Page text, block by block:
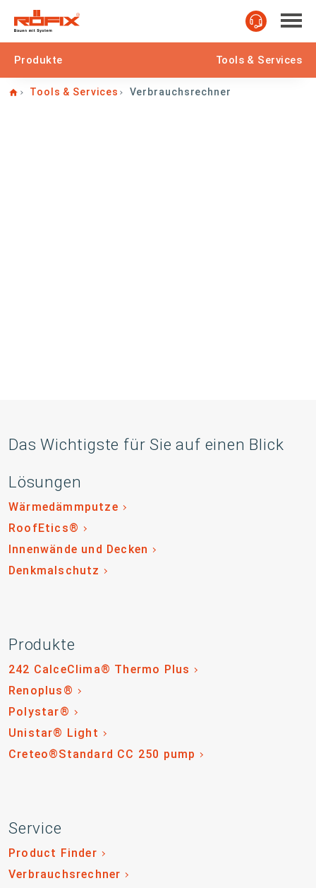
Produkte Tools & Services
Home
Tools & Services Verbrauchsrechner
Das Wichtigste für Sie auf einen Blick
Lösungen
Wärmedämmputze
RoofEtics®
Innenwände und Decken
Denkmalschutz
Produkte
242 CalceClima® Thermo Plus
Renoplus®
Polystar®
Unistar® Light
Creteo®Standard CC 250 pump
Service
Product Finder
Verbrauchsrechner